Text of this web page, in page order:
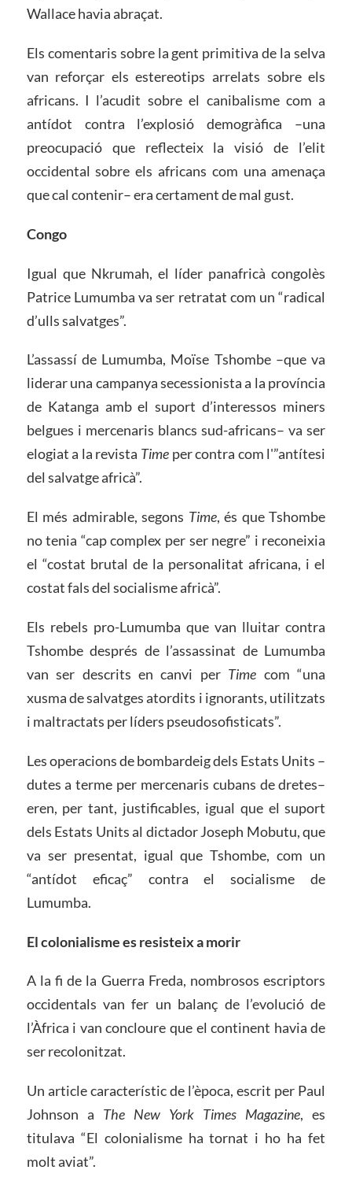
Wallace havia abraçat.
Els comentaris sobre la gent primitiva de la selva
van reforçar els estereotips arrelats sobre els
africans. I l’acudit sobre el canibalisme com a
antídot contra l’explosió demogràfica –una
preocupació que reflecteix la visió de l’elit
occidental sobre els africans com una amenaça
que cal contenir– era certament de mal gust.
Congo
Igual que Nkrumah, el líder panafricà congolès
Patrice Lumumba va ser retratat com un “radical
d’ulls salvatges”.
L’assassí de Lumumba, Moïse Tshombe –que va
liderar una campanya secessionista a la província
de Katanga amb el suport d’interessos miners
belgues i mercenaris blancs sud-africans– va ser
elogiat a la revista Time per contra com l'”antítesi
del salvatge africà”.
El més admirable, segons Time, és que Tshombe
no tenia “cap complex per ser negre” i reconeixia
el “costat brutal de la personalitat africana, i el
costat fals del socialisme africà”.
Els rebels pro-Lumumba que van lluitar contra
Tshombe després de l’assassinat de Lumumba
van ser descrits en canvi per Time com “una
xusma de salvatges atordits i ignorants, utilitzats
i maltractats per líders pseudosofisticats”.
Les operacions de bombardeig dels Estats Units –
dutes a terme per mercenaris cubans de dretes–
eren, per tant, justificables, igual que el suport
dels Estats Units al dictador Joseph Mobutu, que
va ser presentat, igual que Tshombe, com un
“antídot eficaç” contra el socialisme de
Lumumba.
El colonialisme es resisteix a morir
A la fi de la Guerra Freda, nombrosos escriptors
occidentals van fer un balanç de l’evolució de
l’Àfrica i van concloure que el continent havia de
ser recolonitzat.
Un article característic de l’època, escrit per Paul
Johnson a The New York Times Magazine, es
titulava “El colonialisme ha tornat i ho ha fet
molt aviat”.